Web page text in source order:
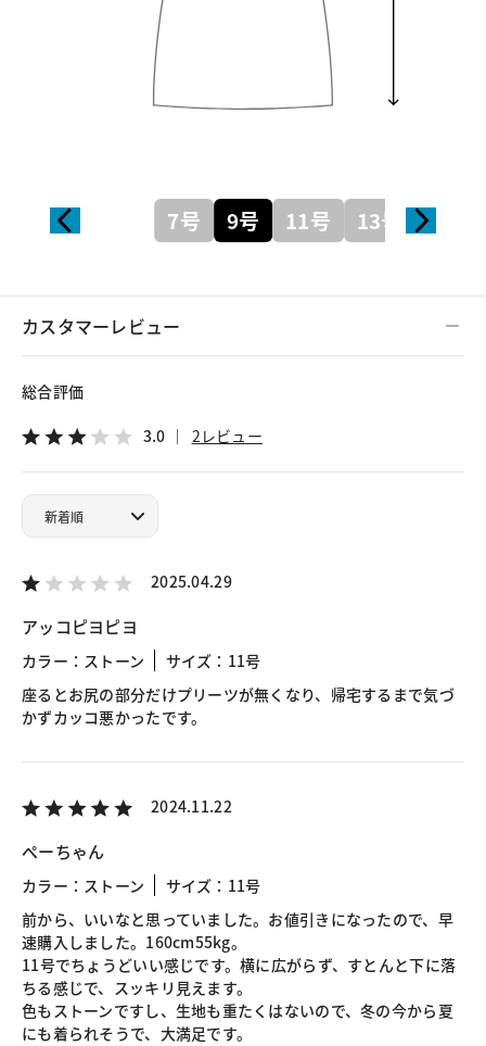
7号 9号 11号 13号
カスタマーレビュー
総合評価
3.0 2レビュー
2025.04.29
アッコピヨピヨ
カラー：ストーン
サイズ：11号
座るとお尻の部分だけプリーツが無くなり、帰宅するまで気づ
かずカッコ悪かったです。
2024.11.22
ぺーちゃん
カラー：ストーン
サイズ：11号
前から、いいなと思っていました。お値引きになったので、早
速購入しました。160cm55kg。
11号でちょうどいい感じです。横に広がらず、すとんと下に落
ちる感じで、スッキリ見えます。
色もストーンですし、生地も重たくはないので、冬の今から夏
にも着られそうで、大満足です。